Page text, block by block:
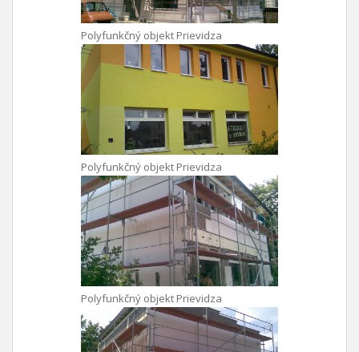
Polyfunkčný objekt Prievidza
Polyfunkčný objekt Prievidza
Polyfunkčný objekt Prievidza